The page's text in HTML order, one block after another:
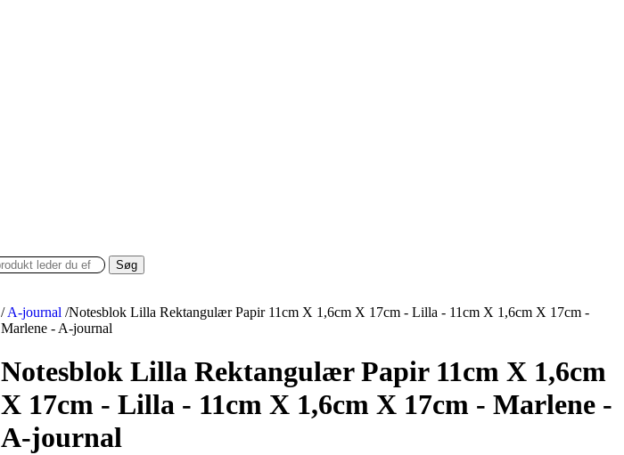
Søg
/ A-journal /Notesblok Lilla Rektangulær Papir 11cm X 1,6cm X 17cm - Lilla - 11cm X 1,6cm X 17cm -
Marlene - A-journal
Notesblok Lilla Rektangulær Papir 11cm X 1,6cm
X 17cm - Lilla - 11cm X 1,6cm X 17cm - Marlene -
A-journal